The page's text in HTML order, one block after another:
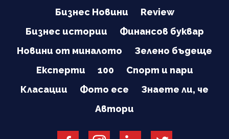
Бизнес Новини
Review
Бизнес истории
Финансов буквар
Новини от миналото
Зелено бъдеще
Експерти
100
Спорт и пари
Класации
Фото есе
Знаете ли, че
Автори